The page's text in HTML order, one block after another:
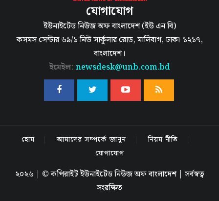
যোগাযোগ
ইউনাইটেড নিউজ অফ বাংলাদেশ (ইউ এন বি)
কসমস সেন্টার ৬৯/১ নিউ সার্কুলার রোড, মালিবাগ, ঢাকা-১২১৭,
বাংলাদেশ।
ইমেইল: newsdesk@unb.com.bd
হোম আমাদের সম্পর্কে জানুন
নিয়ম নীতি
যোগাযোগ
২০২৬ | © কপিরাইট ইউনাইটেড নিউজ অফ বাংলাদেশ | সর্বস্বত্ব
সংরক্ষিত